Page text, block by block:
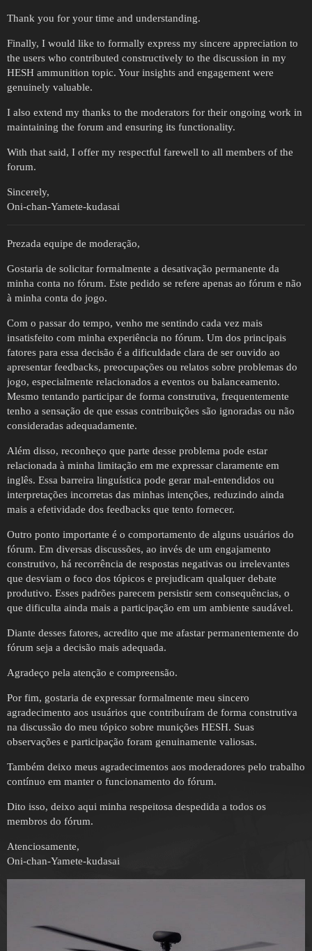
Thank you for your time and understanding.
Finally, I would like to formally express my sincere appreciation to
the users who contributed constructively to the discussion in my
HESH ammunition topic. Your insights and engagement were
genuinely valuable.
I also extend my thanks to the moderators for their ongoing work in
maintaining the forum and ensuring its functionality.
With that said, I offer my respectful farewell to all members of the
forum.
Sincerely,
Oni-chan-Yamete-kudasai
Prezada equipe de moderação,
Gostaria de solicitar formalmente a desativação permanente da
minha conta no fórum. Este pedido se refere apenas ao fórum e não
à minha conta do jogo.
Com o passar do tempo, venho me sentindo cada vez mais
insatisfeito com minha experiência no fórum. Um dos principais
fatores para essa decisão é a dificuldade clara de ser ouvido ao
apresentar feedbacks, preocupações ou relatos sobre problemas do
jogo, especialmente relacionados a eventos ou balanceamento.
Mesmo tentando participar de forma construtiva, frequentemente
tenho a sensação de que essas contribuições são ignoradas ou não
consideradas adequadamente.
Além disso, reconheço que parte desse problema pode estar
relacionada à minha limitação em me expressar claramente em
inglês. Essa barreira linguística pode gerar mal-entendidos ou
interpretações incorretas das minhas intenções, reduzindo ainda
mais a efetividade dos feedbacks que tento fornecer.
Outro ponto importante é o comportamento de alguns usuários do
fórum. Em diversas discussões, ao invés de um engajamento
construtivo, há recorrência de respostas negativas ou irrelevantes
que desviam o foco dos tópicos e prejudicam qualquer debate
produtivo. Esses padrões parecem persistir sem consequências, o
que dificulta ainda mais a participação em um ambiente saudável.
Diante desses fatores, acredito que me afastar permanentemente do
fórum seja a decisão mais adequada.
Agradeço pela atenção e compreensão.
Por fim, gostaria de expressar formalmente meu sincero
agradecimento aos usuários que contribuíram de forma construtiva
na discussão do meu tópico sobre munições HESH. Suas
observações e participação foram genuinamente valiosas.
Também deixo meus agradecimentos aos moderadores pelo trabalho
contínuo em manter o funcionamento do fórum.
Dito isso, deixo aqui minha respeitosa despedida a todos os
membros do fórum.
Atenciosamente,
Oni-chan-Yamete-kudasai